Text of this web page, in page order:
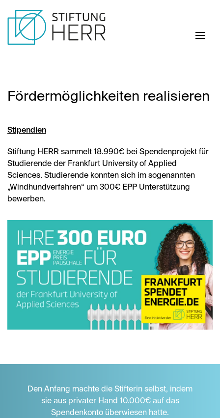
Skip to main content
Förder­möglichkeiten realisieren
Stipendien
Stiftung HERR sammelt 18.990€ bei Spendenprojekt für
Studierende der Frankfurt University of Applied
Sciences. Studierende konnten sich im sogenannten
„Windhundverfahren“ um 300€ EPP Unterstützung
bewerben.
Den Anfang machte die Stifterin selbst, indem
sie aus privater Hand 10.000€ auf das
Spendenkonto überwiesen hatte.